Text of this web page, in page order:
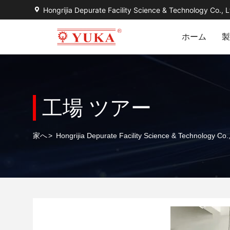
Hongrijia Depurate Facility Science & Technology Co.,
ホーム
工場 ツアー
家へ> Hongrijia Depurate Facility Science & Technology